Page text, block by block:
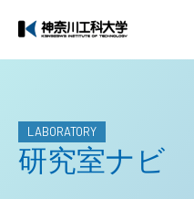
LABORATORY
研究室ナビ